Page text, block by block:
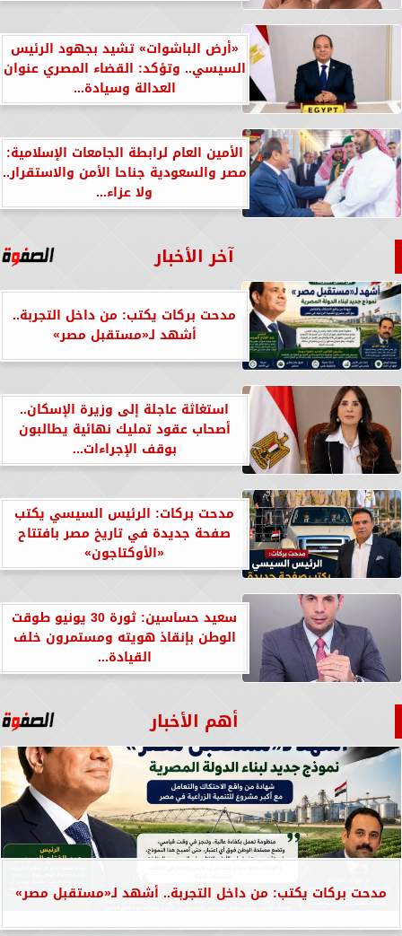
«أرض الباشوات» تشيد بجهود الرئيس
السيسي.. وتؤكد: القضاء المصري عنوان
العدالة وسيادة...
الأمين العام لرابطة الجامعات الإسلامية:
مصر والسعودية جناحا الأمن والاستقرار..
ولا عزاء...
آخر الأخبار
مدحت بركات يكتب: من داخل التجربة..
أشهد لـ«مستقبل مصر»
استغاثة عاجلة إلى وزيرة الإسكان..
أصحاب عقود تمليك نهائية يطالبون
بوقف الإجراءات...
مدحت بركات: الرئيس السيسي يكتب
صفحة جديدة في تاريخ مصر بافتتاح
«الأوكتاجون»
سعيد حساسين: ثورة 30 يونيو طوقت
الوطن بإنقاذ هويته ومستمرون خلف
القيادة...
أهم الأخبار
مدحت بركات يكتب: من داخل التجربة.. أشهد لـ«مستقبل مصر»